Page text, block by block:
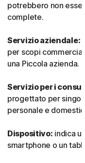
potrebbero non
complete.
Servizio aziendale:
per scopi
una Piccola azienda.
Servizio per i
progettato per singoli
personale e
Dispositivo: indica
smartphone o un